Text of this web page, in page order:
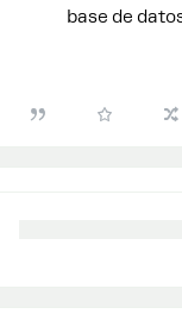
base de